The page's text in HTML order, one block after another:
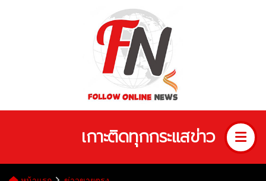
เกาะติดทุกกระแสข่าว